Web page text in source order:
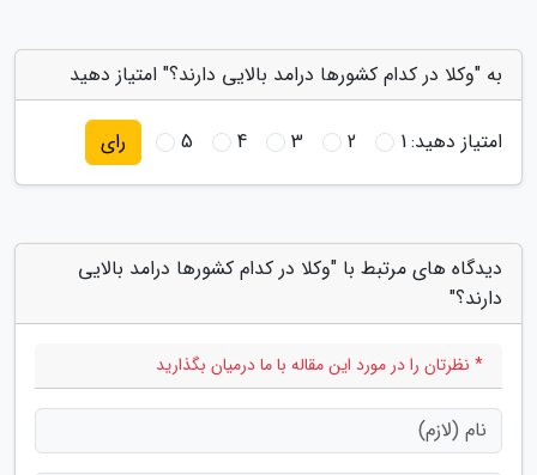
به "وکلا در کدام کشورها درامد بالایی دارند؟" امتیاز دهید
امتیاز دهید:1
2
3
4
5 رای
دیدگاه های مرتبط با "وکلا در کدام کشورها درامد بالایی
دارند؟"
* نظرتان را در مورد این مقاله با ما درمیان بگذارید